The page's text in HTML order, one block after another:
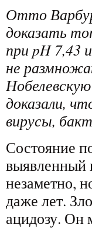
Отто
доказать
при pH7,43
не
доказали,
вирусы,
Состояние
выявленный
незаметно,
даже лет.
ацидозу. Он